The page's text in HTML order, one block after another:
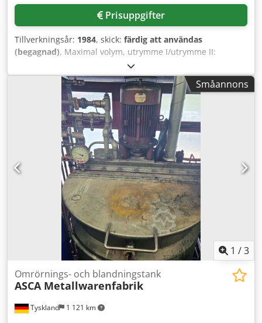
Prisuppgifter
Tillverkningsår: 1984, skick: färdig att användas
(begagnad), Maximal volym, utrymme I/utrymme II:
580/173 liter, maximalt tillåten driftstemperatur för
utrymme I och utrymme II: 80 °C, maximalt tillåtet
driftövertryck för utrymme II: 2 bar. En inspektion på plats
är möjlig. Dodpezq Eccjfx Aifekr
Småannons
1 /3
Tyskland 1 121 km
Omrörnings- och blandningstank
ASCA Metallwarenfabrik